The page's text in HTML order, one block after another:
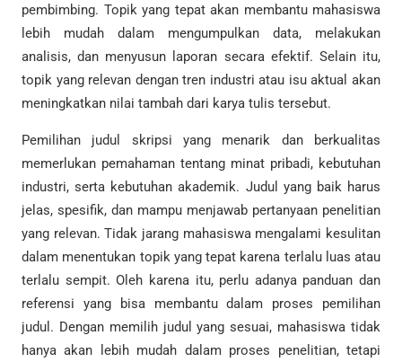
pembimbing. Topik yang tepat akan membantu mahasiswa
lebih mudah dalam mengumpulkan data, melakukan
analisis, dan menyusun laporan secara efektif. Selain itu,
topik yang relevan dengan tren industri atau isu aktual akan
meningkatkan nilai tambah dari karya tulis tersebut.
Pemilihan judul skripsi yang menarik dan berkualitas
memerlukan pemahaman tentang minat pribadi, kebutuhan
industri, serta kebutuhan akademik. Judul yang baik harus
jelas, spesifik, dan mampu menjawab pertanyaan penelitian
yang relevan. Tidak jarang mahasiswa mengalami kesulitan
dalam menentukan topik yang tepat karena terlalu luas atau
terlalu sempit. Oleh karena itu, perlu adanya panduan dan
referensi yang bisa membantu dalam proses pemilihan
judul. Dengan memilih judul yang sesuai, mahasiswa tidak
hanya akan lebih mudah dalam proses penelitian, tetapi